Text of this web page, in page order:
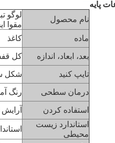
نام محصول
لوگو
مقوا
ماده
کاغذ
بعد، ابعاد، اندازه کل
تایپ کنید شکل
درمان سطحی رنگ
استفاده كردن
استاندارد زیست
محیطی